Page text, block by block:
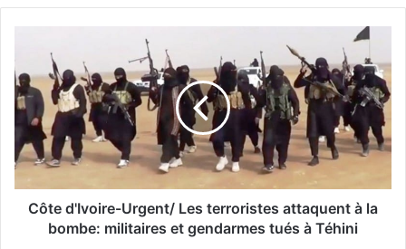
Côte d'Ivoire-Urgent/ Les terroristes attaquent à la
bombe: militaires et gendarmes tués à Téhini